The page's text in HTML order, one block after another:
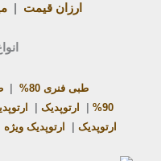
ارزان قیمت
طبی فنری 80%
90%
ارتوپدیک
ارتوپدیک
ارتوپدیک ویژه